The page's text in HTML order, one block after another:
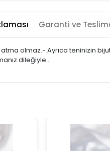
Garanti ve
olmaz.- Ayrıca teninizin
dileğiyle…